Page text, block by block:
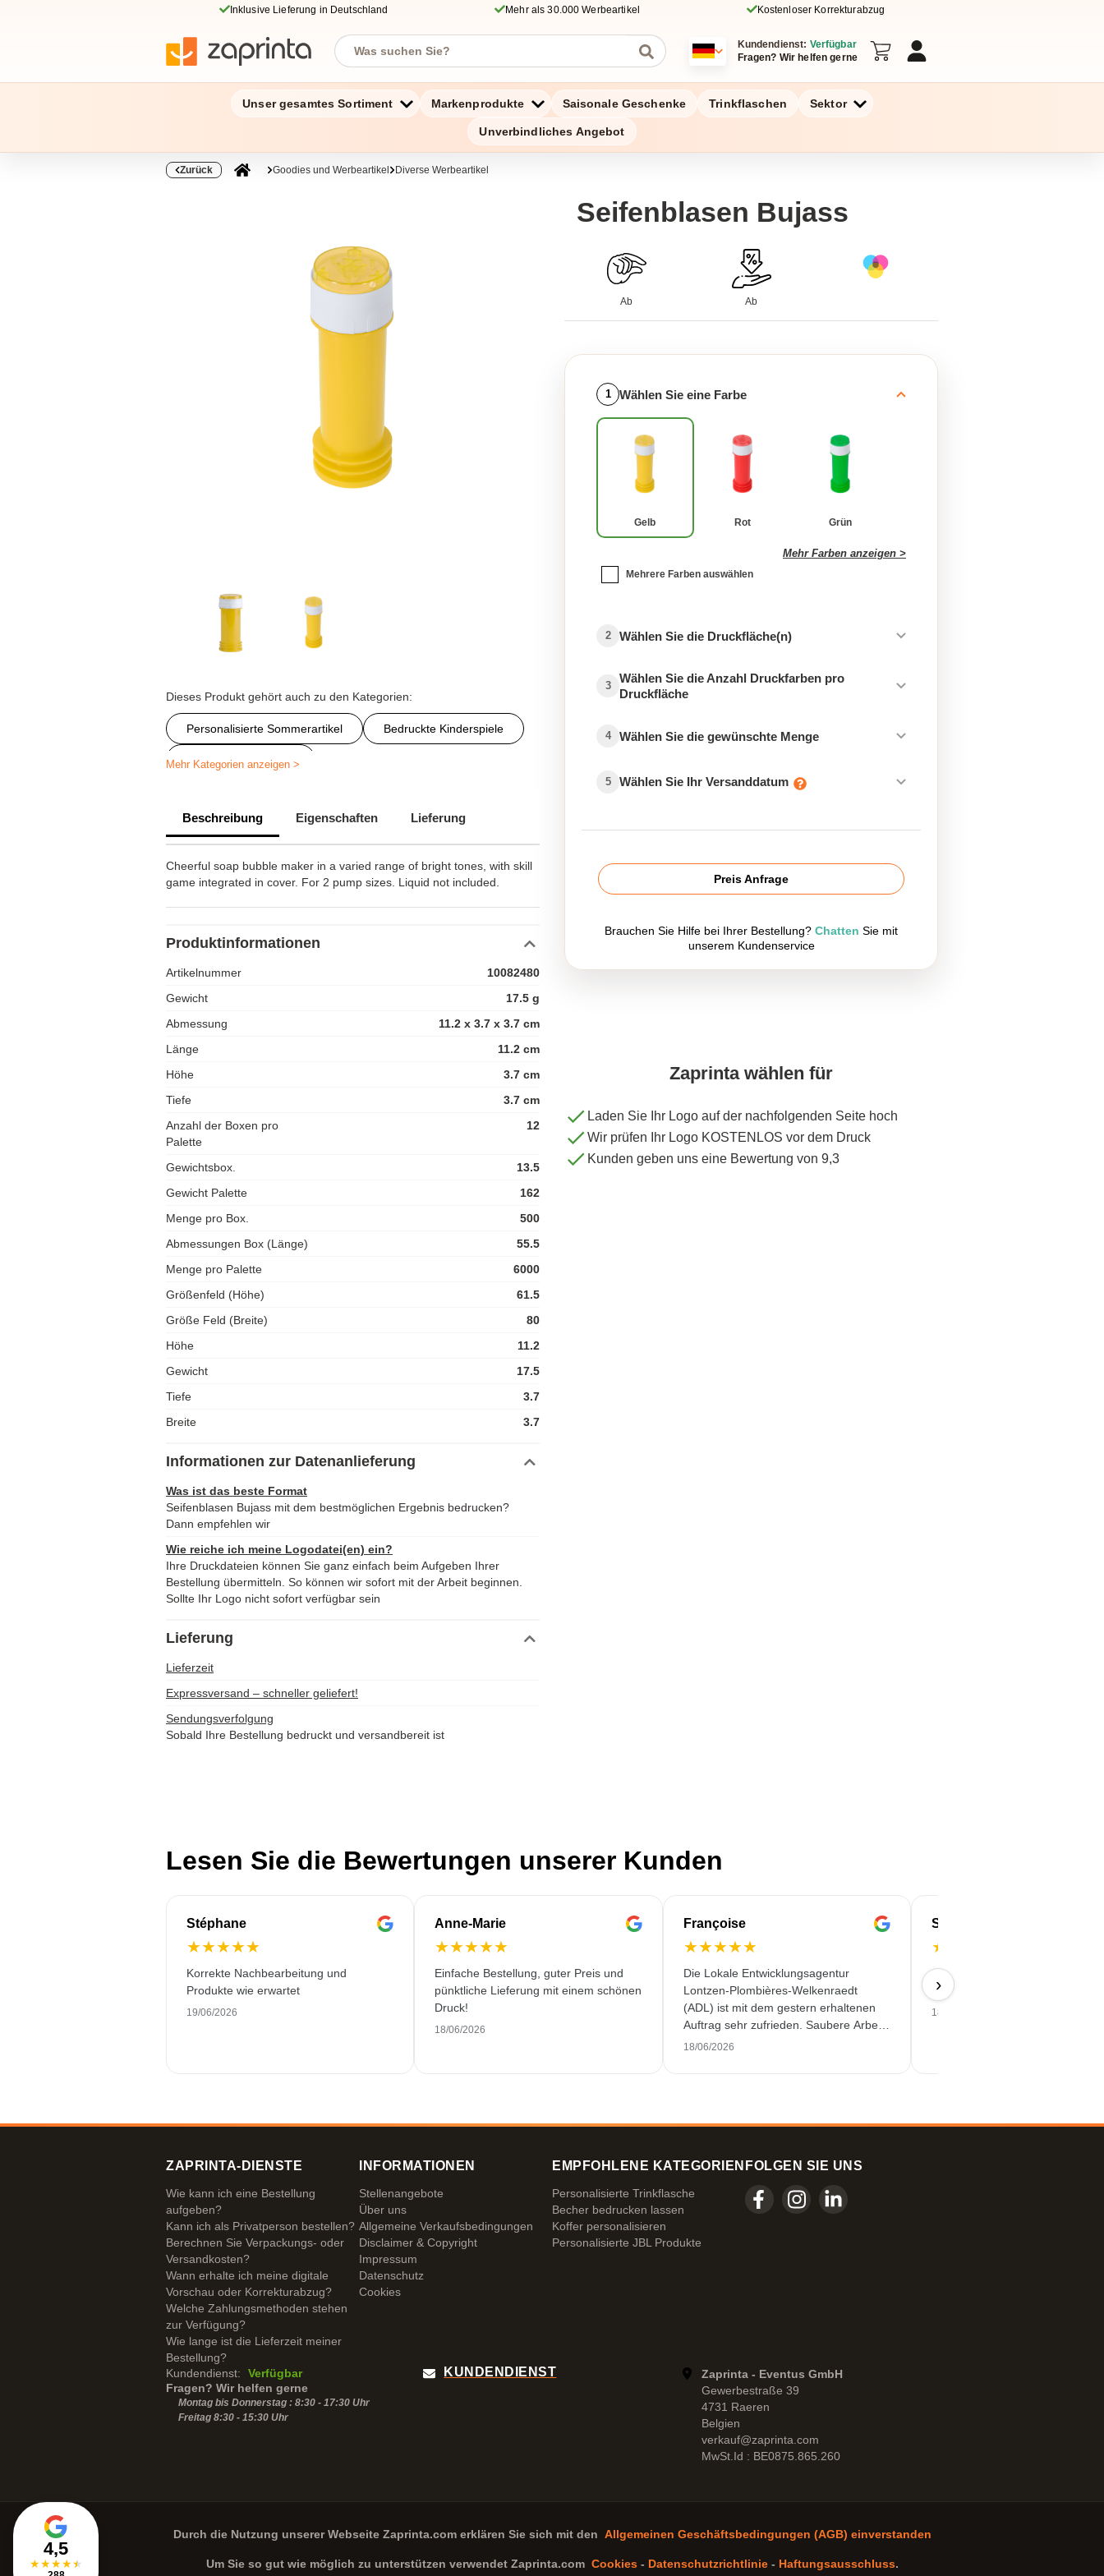
Inklusive Lieferung in Deutschland Mehr als 30.000 Werbeartikel Kostenloser Korrekturabzug
Kundendienst: Verfügbar
Fragen? Wir helfen gerne
Unser gesamtes Sortiment Markenprodukte Saisonale Geschenke Trinkflaschen Sektor
Unverbindliches Angebot
Zurück Goodies und Werbeartikel Diverse Werbeartikel
Dieses Produkt gehört auch zu den Kategorien:
Personalisierte Sommerartikel Bedruckte Kinderspiele
Diverse Werbeartikel
Mehr Kategorien anzeigen >
Beschreibung Eigenschaften Lieferung
Cheerful soap bubble maker in a varied range of bright tones, with skill
game integrated in cover. For 2 pump sizes. Liquid not included.
Produktinformationen
Artikelnummer
10082480
Gewicht
17.5 g
Abmessung
11.2 x 3.7 x 3.7 cm
Länge
11.2 cm
Höhe
3.7 cm
Tiefe
3.7 cm
Anzahl der Boxen pro
Palette
12
Gewichtsbox.
13.5
Gewicht Palette
162
Menge pro Box.
500
Abmessungen Box (Länge)
55.5
Menge pro Palette
6000
Größenfeld (Höhe)
61.5
Größe Feld (Breite)
80
Höhe
11.2
Gewicht
17.5
Tiefe
3.7
Breite
3.7
Informationen zur Datenanlieferung
Was ist das beste Format
Seifenblasen Bujass mit dem bestmöglichen Ergebnis bedrucken?
Dann empfehlen wir
Wie reiche ich meine Logodatei(en) ein?
Ihre Druckdateien können Sie ganz einfach beim Aufgeben Ihrer
Bestellung übermitteln. So können wir sofort mit der Arbeit beginnen.
Sollte Ihr Logo nicht sofort verfügbar sein
Lieferung
Lieferzeit
Expressversand – schneller geliefert!
Sendungsverfolgung
Sobald Ihre Bestellung bedruckt und versandbereit ist
Seifenblasen Bujass
Ab Ab
1 Wählen Sie eine Farbe
Gelb Rot Grün
Mehr Farben anzeigen >
Mehrere Farben auswählen
2 Wählen Sie die Druckfläche(n)
3
Wählen Sie die Anzahl Druckfarben pro
Druckfläche
4 Wählen Sie die gewünschte Menge
5 Wählen Sie Ihr Versanddatum
Preis Anfrage
Brauchen Sie Hilfe bei Ihrer Bestellung? Chatten Sie mit
unserem Kundenservice
Zaprinta wählen für
Laden Sie Ihr Logo auf der nachfolgenden Seite hoch
Wir prüfen Ihr Logo KOSTENLOS vor dem Druck
Kunden geben uns eine Bewertung von 9,3
Lesen Sie die Bewertungen unserer Kunden
Stéphane
★★★★★
Korrekte Nachbearbeitung und
Produkte wie erwartet
19/06/2026
Anne-Marie
★★★★★
Einfache Bestellung, guter Preis und
pünktliche Lieferung mit einem schönen
Druck!
18/06/2026
Françoise
★★★★★
Die Lokale Entwicklungsagentur
Lontzen-Plombières-Welkenraedt
(ADL) ist mit dem gestern erhaltenen
Auftrag sehr zufrieden. Saubere Arbeit
und erstklassiger Service!
18/06/2026
Serife
★
Schnell & Zuverlässig &
Qualität erhalten
18/06/2026
›
4,5
★★★★★
ZAPRINTA-DIENSTE
Wie kann ich eine Bestellung
aufgeben?
Kann ich als Privatperson bestellen?
Berechnen Sie Verpackungs- oder
Versandkosten?
Wann erhalte ich meine digitale
Vorschau oder Korrekturabzug?
Welche Zahlungsmethoden stehen
zur Verfügung?
Wie lange ist die Lieferzeit meiner
Bestellung?
INFORMATIONEN
Stellenangebote
Über uns
Allgemeine Verkaufsbedingungen
Disclaimer & Copyright
Impressum
Datenschutz
Cookies
EMPFOHLENE KATEGORIEN
Personalisierte Trinkflasche
Becher bedrucken lassen
Koffer personalisieren
Personalisierte JBL Produkte
FOLGEN SIE UNS
Kundendienst:
Verfügbar
Fragen? Wir helfen gerne
Montag bis Donnerstag : 8:30 - 17:30 Uhr
Freitag 8:30 - 15:30 Uhr
KUNDENDIENST
Zaprinta - Eventus GmbH
Gewerbestraße 39
4731 Raeren
Belgien
verkauf@zaprinta.com
MwSt.Id : BE0875.865.260
Durch die Nutzung unserer Webseite Zaprinta.comerklären Sie sich mit den Allgemeinen Geschäftsbedingungen (AGB) einverstanden
Um Sie so gut wie möglich zu unterstützen verwendet Zaprinta.com Cookies- Datenschutzrichtlinie- Haftungsausschluss.